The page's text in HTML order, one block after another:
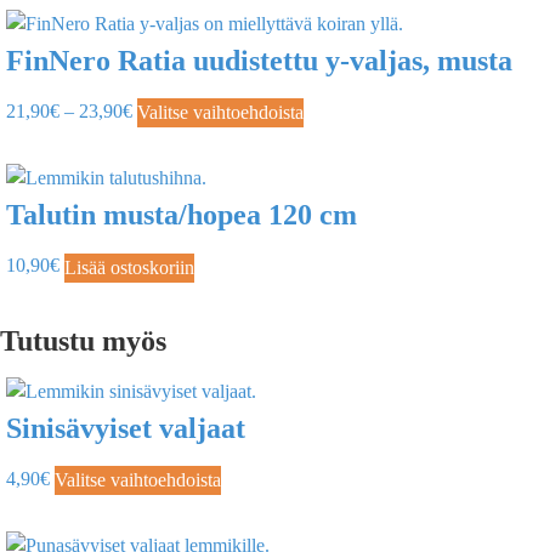
FinNero Ratia uudistettu y-valjas, musta
21,90€ – 23,90€ Valitse vaihtoehdoista
Talutin musta/hopea 120 cm
10,90€ Lisää ostoskoriin
Tutustu myös
Sinisävyiset valjaat
4,90€ Valitse vaihtoehdoista